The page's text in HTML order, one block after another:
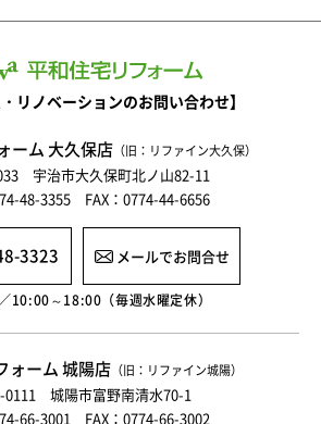
・リノベーションのお問い合わせ】
ーム 大久保店 （旧：リファイン大久保）
宇治市大久保町北ノ山82-11
48-3355 FAX：0774-44-6656
3323 メールでお問合せ
10:00～18:00（毎週水曜定休）
ォーム 城陽店 （旧：リファイン城陽）
0111 城陽市富野南清水70-1
66-3001 FAX：0774-66-3002